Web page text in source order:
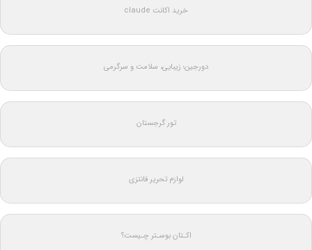
خرید اکانت claude
دورجین؛ زیبایی، سلامت و سرگرمی
تور گرجستان
لوازم تحریر فانتزی
اکـتان بوسـتر چـیست؟